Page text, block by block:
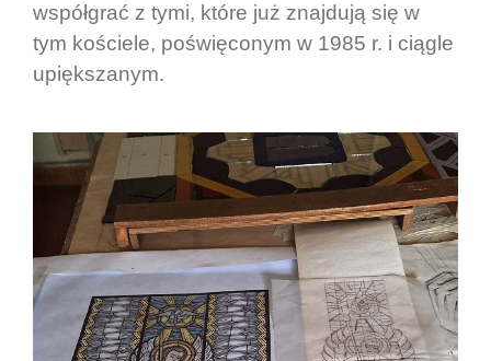
współgrać z tymi, które już znajdują się w
tym kościele, poświęconym w 1985 r. i ciągle
upiększanym.